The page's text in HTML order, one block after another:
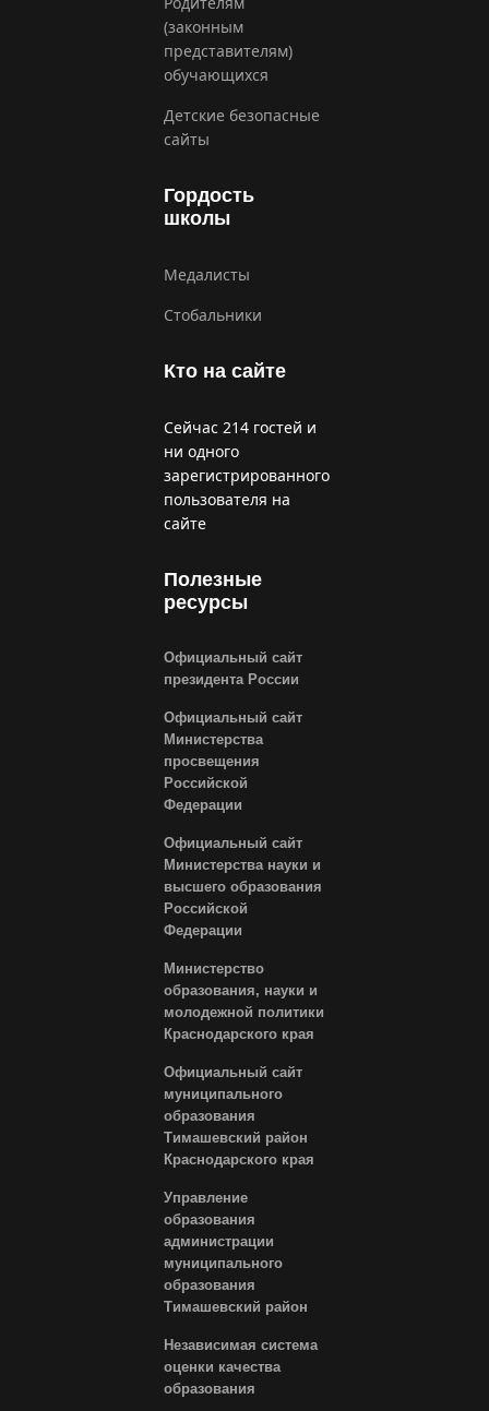
(законным
представителям)
обучающихся
Детские безопасные
сайты
Гордость
школы
Медалисты
Стобальники
Кто на сайте
Сейчас 214 гостей и
ни одного
зарегистрированного
пользователя на
сайте
Полезные
ресурсы
Официальный сайт
президента России
Официальный сайт
Министерства
просвещения
Российской
Федерации
Официальный сайт
Министерства науки и
высшего образования
Российской
Федерации
Министерство
образования, науки и
молодежной политики
Краснодарского края
Официальный сайт
муниципального
образования
Тимашевский район
Краснодарского края
Управление
образования
администрации
муниципального
образования
Тимашевский район
Независимая система
оценки качества
образования